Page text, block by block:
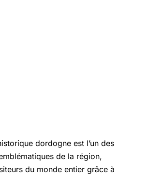
dordogne est l’un des
de la région,
du monde entier grâce à